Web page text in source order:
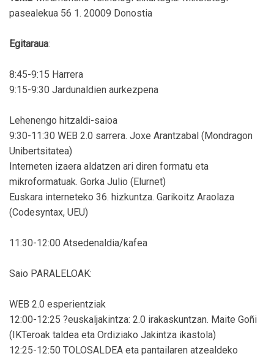
pasealekua 56 1. 20009 Donostia
Egitaraua:
8:45-9:15 Harrera
9:15-9:30 Jardunaldien aurkezpena
Lehenengo hitzaldi-saioa
9:30-11:30 WEB 2.0 sarrera. Joxe Arantzabal (Mondragon
Unibertsitatea)
Interneten izaera aldatzen ari diren formatu eta
mikroformatuak. Gorka Julio (Elurnet)
Euskara interneteko 36. hizkuntza. Garikoitz Araolaza
(Codesyntax, UEU)
11:30-12:00 Atsedenaldia/kafea
Saio PARALELOAK:
WEB 2.0 esperientziak
12:00-12:25 ?euskaljakintza: 2.0 irakaskuntzan. Maite Goñi
(IKTeroak taldea eta Ordiziako Jakintza ikastola)
12:25-12:50 TOLOSALDEA eta pantailaren atzealdeko